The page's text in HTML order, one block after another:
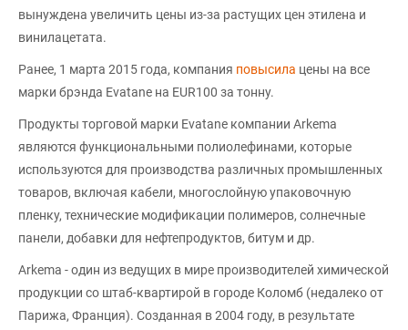
вынуждена увеличить цены из-за растущих цен этилена и
винилацетата.
Ранее, 1 марта 2015 года, компания повысила цены на все
марки брэнда Evatane на EUR100 за тонну.
Продукты торговой марки Evatane компании Arkema
являются функциональными полиолефинами, которые
используются для производства различных промышленных
товаров, включая кабели, многослойную упаковочную
пленку, технические модификации полимеров, солнечные
панели, добавки для нефтепродуктов, битум и др.
Arkema - один из ведущих в мире производителей химической
продукции со штаб-квартирой в городе Коломб (недалеко от
Парижа, Франция). Созданная в 2004 году, в результате